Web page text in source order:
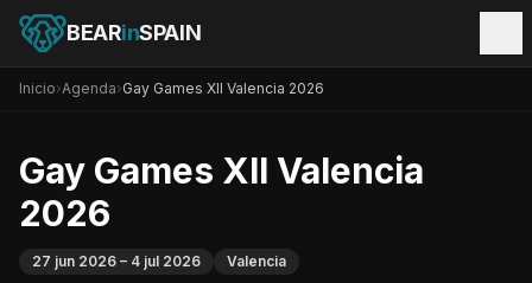
BEARinSPAIN
Inicio›Agenda›Gay Games XII Valencia 2026
Gay Games XII Valencia
2026
27 jun 2026 – 4 jul 2026 Valencia